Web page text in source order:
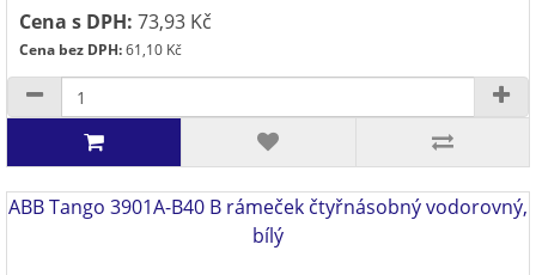
Cena s DPH: 73,93 Kč
Cena bez DPH:61,10 Kč
ABB Tango 3901A-B40 B rámeček čtyřnásobný vodorovný,
bílý